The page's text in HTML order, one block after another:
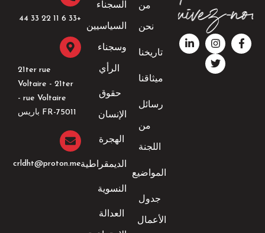
ف
ي
س
ا
ن
س
ت
ق
ل
ي
ن
ت
و
ي
ت
ر
من
نحن
تاريخنا
ميثاقنا
رسائل
من
اللجنة
المواضيع
جدول
الأعمال
السجناء
السياسيين
وسجناء
الرأي
حقوق
الإنسان
الهجرة
الديمقراطية
النسوية
العدالة
+33 6 11 22 33 44​
21ter rue
Voltaire - 21ter
rue Voltaire -
FR-75011 باريس
crldht@proton.me